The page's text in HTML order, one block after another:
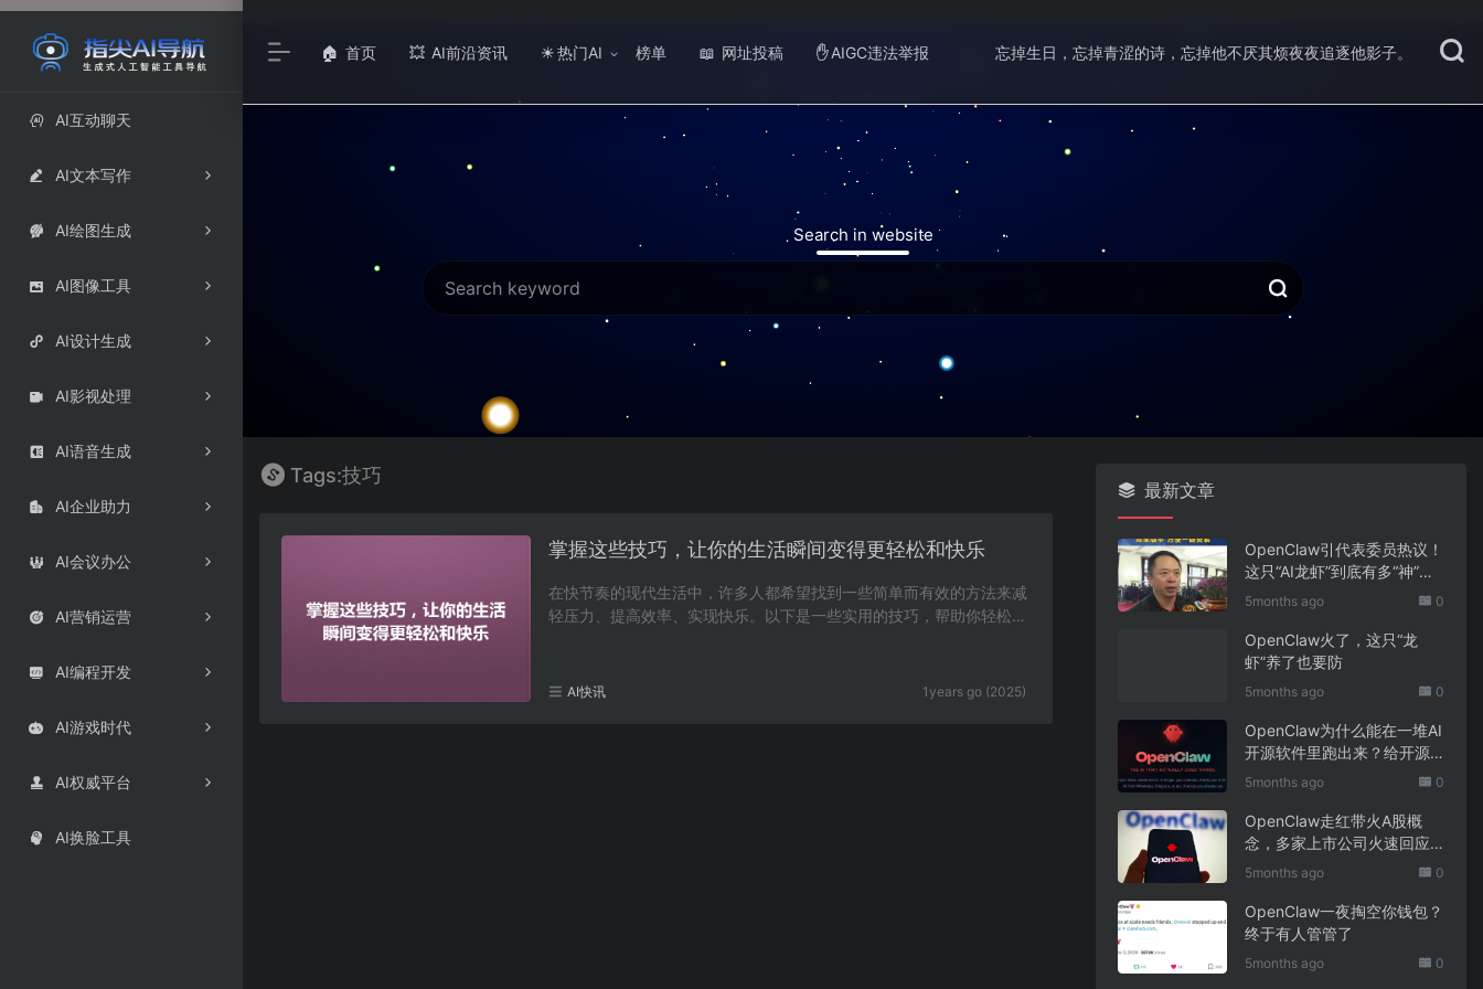
 AI互动聊天
 AI文本写作
 AI绘图生成
 AI图像工具
 AI设计生成
 AI影视处理
 AI语音生成
 AI企业助力
 AI会议办公
 AI营销运营
 AI编程开发
 AI游戏时代
 AI权威平台
 AI换脸工具
🏠 首页 💥 AI前沿资讯 ☀ 热门AI 榜单 📖 网址投稿 ✋ AIGC违法举报 忘掉生日，忘掉青涩的诗，忘掉他不厌其烦夜夜追逐他影子。
Search in website
Tags:技巧
掌握这些技巧，让你的生活瞬间变得更轻松和快乐
在快节奏的现代生活中，许多人都希望找到一些简单而有效的方法来减
轻压力、提高效率、实现快乐。以下是一些实用的技巧，帮助你轻松应
AI快讯 1years go (2025)
最新文章
OpenClaw引代表委员热议！
这只“AI龙虾”到底有多“神”？
｜科技观察
5months ago 0
OpenClaw火了，这只“龙
虾”养了也要防
5months ago 0
OpenClaw为什么能在一堆AI
开源软件里跑出来？给开源
项目的三点启示
5months ago 0
OpenClaw走红带火A股概
念，多家上市公司火速回应
业务布局
5months ago 0
OpenClaw一夜掏空你钱包？
终于有人管管了
5months ago 0